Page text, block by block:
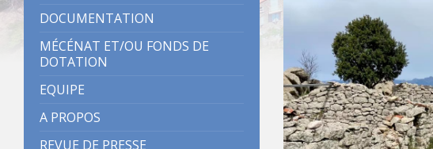
DOCUMENTATION
MÉCÉNAT ET/OU FONDS DE
DOTATION
EQUIPE
A PROPOS
REVUE DE PRESSE